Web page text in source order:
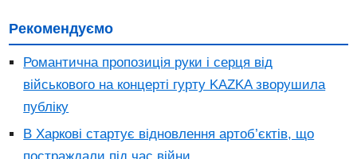
Рекомендуємо
Романтична пропозиція руки і серця від
військового на концерті гурту KAZKA зворушила
публіку
В Харкові стартує відновлення артоб’єктів, що